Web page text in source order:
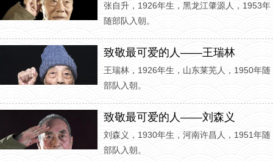
张自升，1926年生，黑龙江肇源人，1953年
随部队入朝。
致敬最可爱的人——王瑞林
王瑞林，1926年生，山东莱芜人，1950年随
部队入朝。
致敬最可爱的人——刘森义
刘森义，1930年生，河南许昌人，1951年随
部队入朝。